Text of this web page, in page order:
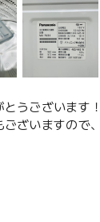
うございます
ざいますので